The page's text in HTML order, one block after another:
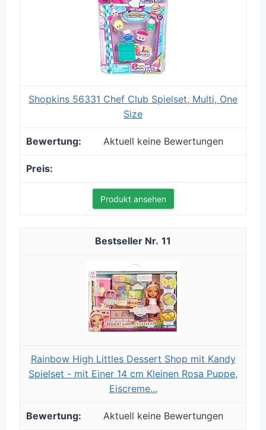
Shopkins 56331 Chef Club Spielset, Multi, One
Size
Aktuell keine Bewertungen
Produkt ansehen
11
Rainbow High Littles Dessert Shop mit Kandy
Spielset - mit Einer 14 cm Kleinen Rosa Puppe,
Eiscreme...
Aktuell keine Bewertungen